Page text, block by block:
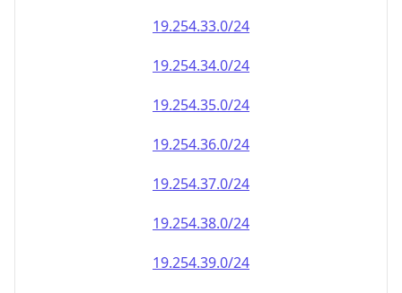
19.254.33.0/24
19.254.34.0/24
19.254.35.0/24
19.254.36.0/24
19.254.37.0/24
19.254.38.0/24
19.254.39.0/24